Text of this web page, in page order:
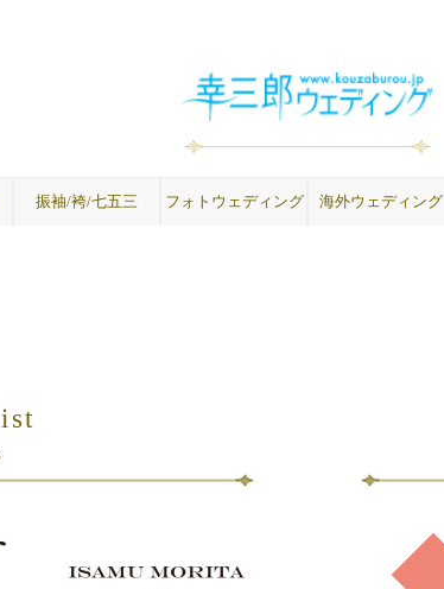
振袖/袴/七五三 フォトウェディング 海外ウェディング
ist